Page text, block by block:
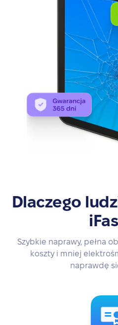
Dlaczego
Szybkie naprawy, pełna
koszty i mniej
naprawdę